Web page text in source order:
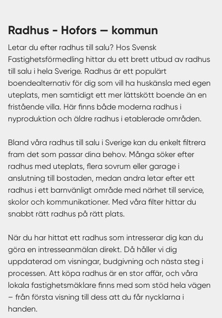
radhus - Hofors — kommun
Letar du efter radhus till salu? Hos Svensk
Fastighetsförmedling hittar du ett brett utbud av radhus
till salu i hela Sverige. Radhus är ett populärt
boendealternativ för dig som vill ha huskänsla med egen
uteplats, men samtidigt ett mer lättskött boende än en
fristående villa. Här finns både moderna radhus i
nyproduktion och äldre radhus i etablerade områden.
Bland våra radhus till salu i Sverige kan du enkelt filtrera
fram det som passar dina behov. Många söker efter
radhus med uteplats, flera sovrum eller garage i
anslutning till bostaden, medan andra letar efter ett
radhus i ett barnvänligt område med närhet till service,
skolor och kommunikationer. Med våra filter hittar du
snabbt rätt radhus på rätt plats.
När du har hittat ett radhus som intresserar dig kan du
göra en intresseanmälan direkt. Då håller vi dig
uppdaterad om visningar, budgivning och nästa steg i
processen. Att köpa radhus är en stor affär, och våra
lokala fastighetsmäklare finns med som stöd hela vägen
– från första visning till dess att du får nycklarna i
handen.